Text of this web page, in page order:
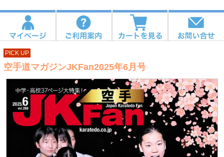
PICK UP
空手道マガジンJKFan2025年6月号